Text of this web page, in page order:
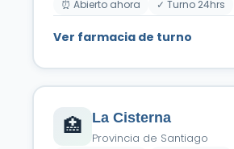
⏰ Abierto ahora ✓ Turno 24hrs
Ver farmacia de turno
🏥 La Cisterna
Provincia de Santiago